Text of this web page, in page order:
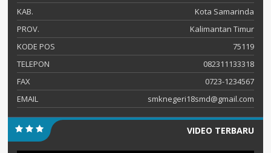
KAB.
Kota Samarinda
PROV.
Kalimantan Timur
KODE POS
75119
TELEPON
082311133318
FAX
0723-1234567
EMAIL
smknegeri18smd@gmail.com
VIDEO TERBARU